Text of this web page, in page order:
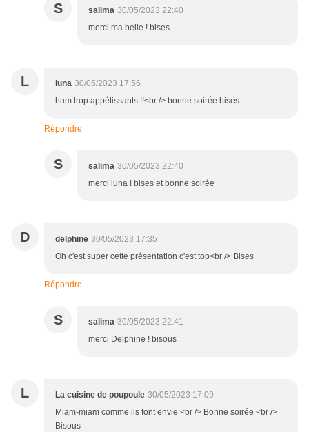
S salima 30/05/2023 22:40
merci ma belle ! bises
L luna 30/05/2023 17:56
hum trop appétissants !!<br /> bonne soirée bises
Répondre
S salima 30/05/2023 22:40
merci luna ! bises et bonne soirée
D delphine 30/05/2023 17:35
Oh c'est super cette présentation c'est top<br /> Bises
Répondre
S salima 30/05/2023 22:41
merci Delphine ! bisous
L La cuisine de poupoule 30/05/2023 17:09
Miam-miam comme ils font envie <br /> Bonne soirée <br />
Bisous